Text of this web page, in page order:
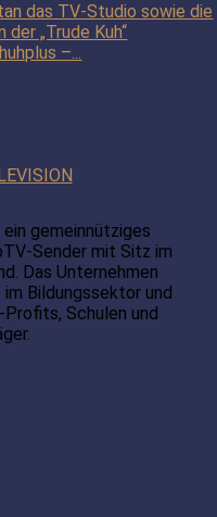
das TV-Studio sowie die
„Trude Kuh“
–...
gemeinnütziges
Sender mit Sitz im
Das Unternehmen
Bildungssektor und
Schulen und